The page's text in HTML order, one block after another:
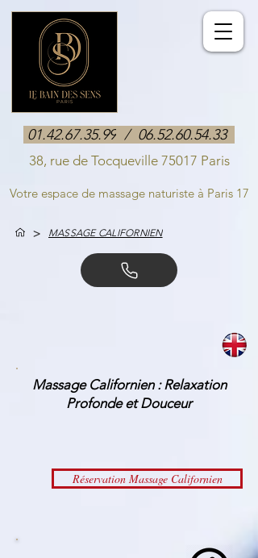
01.42.67.35.99 / 06.52.60.54.33
> MASSAGE CALIFORNIEN
38, rue de Tocqueville 75017 Paris
Votre espace de massage naturiste à Paris 17
Massage Californien : Relaxation
Profonde et Douceur
Réservation Massage Californien